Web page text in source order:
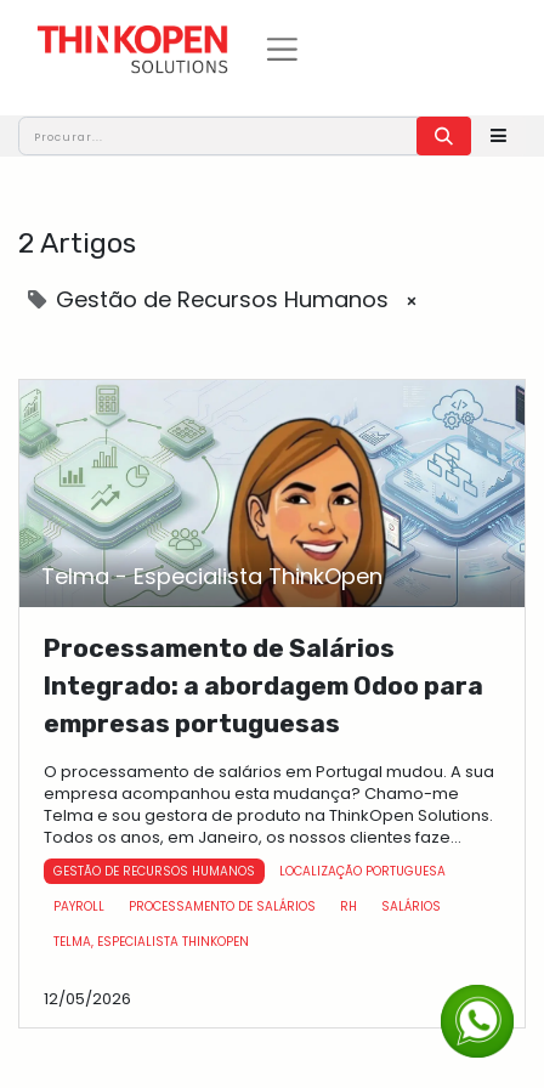
2 Artigos
Gestão de Recursos Humanos ×
Telma - Especialista ThinkOpen
Processamento de Salários
Integrado: a abordagem Odoo para
empresas portuguesas
O processamento de salários em Portugal mudou. A sua
empresa acompanhou esta mudança? Chamo-me
Telma e sou gestora de produto na ThinkOpen Solutions.
Todos os anos, em Janeiro, os nossos clientes faze...
GESTÃO DE RECURSOS HUMANOS
LOCALIZAÇÃO PORTUGUESA
PAYROLL
PROCESSAMENTO DE SALÁRIOS RH
SALÁRIOS
TELMA, ESPECIALISTA THINKOPEN
12/05/2026